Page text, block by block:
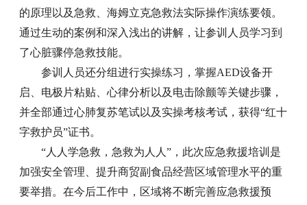
的原理以及急救、海姆立克急救法实际操作演练要领。
通过生动的案例和深入浅出的讲解，让参训人员学习到
了心脏骤停急救技能。
参训人员还分组进行实操练习，掌握AED设备开
启、电极片粘贴、心律分析以及电击除颤等关键步骤，
并全部通过心肺复苏笔试以及实操考核考试，获得“红十
字救护员”证书。
“人人学急救，急救为人人”，此次应急救援培训是
加强安全管理、提升商贸副食品经营区域管理水平的重
要举措。在今后工作中，区域将不断完善应急救援预